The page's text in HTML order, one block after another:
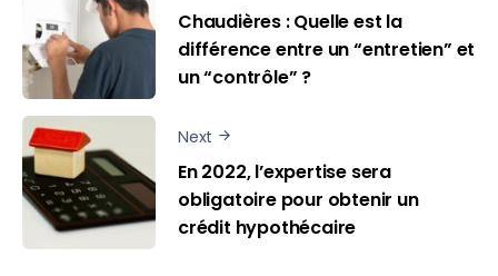
Chaudières : Quelle est la
différence entre un “entretien” et
un “contrôle” ?
Next
En 2022, l’expertise sera
obligatoire pour obtenir un
crédit hypothécaire